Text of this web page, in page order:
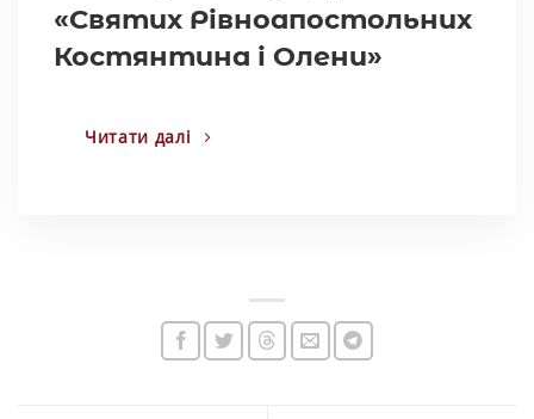
«Святих Рівноапостольних
Костянтина і Олени»
Читати далі